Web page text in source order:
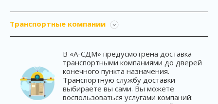
Транспортные компании
В «А-СДМ» предусмотрена доставка
транспортными компаниями до дверей
конечного пункта назначения.
Транспортную службу доставки
выбираете вы сами. Вы можете
воспользоваться услугами компаний: